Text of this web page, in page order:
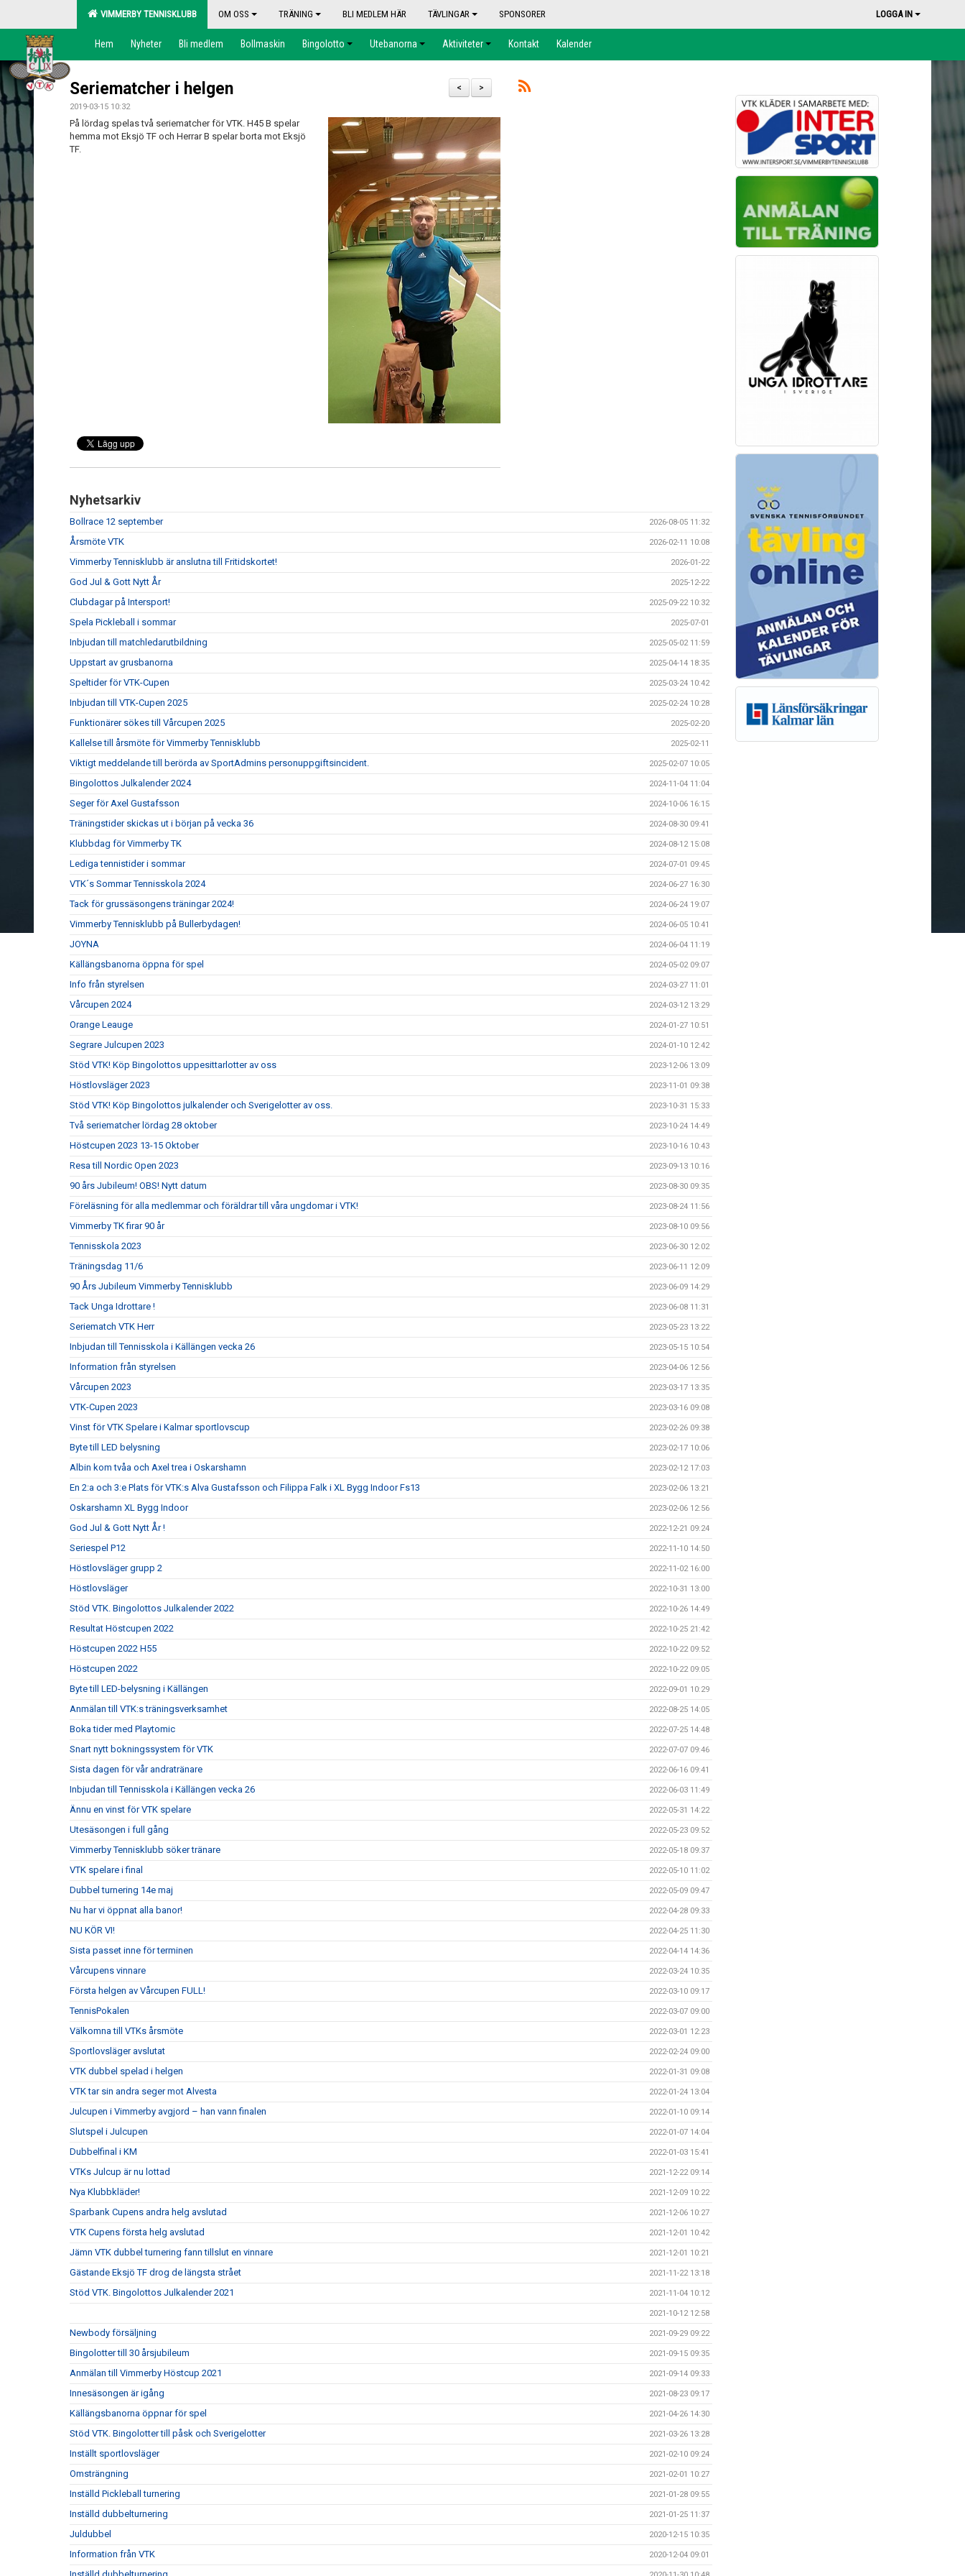
VIMMERBY TENNISKLUBB OM OSS TRÄNING BLI MEDLEM HÄR TÄVLINGAR SPONSORER LOGGA IN
Hem Nyheter Bli medlem Bollmaskin Bingolotto Utebanorna Aktiviteter Kontakt Kalender
>
<
Seriematcher i helgen
2019-03-15 10:32
På lördag spelas två seriematcher för VTK. H45 B spelar
hemma mot Eksjö TF och Herrar B spelar borta mot Eksjö
TF.
Nyhetsarkiv
Bollrace 12 september 2026-08-05 11:32
Årsmöte VTK 2026-02-11 10:08
Vimmerby Tennisklubb är anslutna till Fritidskortet! 2026-01-22
God Jul & Gott Nytt År 2025-12-22
Clubdagar på Intersport! 2025-09-22 10:32
Spela Pickleball i sommar 2025-07-01
Inbjudan till matchledarutbildning 2025-05-02 11:59
Uppstart av grusbanorna 2025-04-14 18:35
Speltider för VTK-Cupen 2025-03-24 10:42
Inbjudan till VTK-Cupen 2025 2025-02-24 10:28
Funktionärer sökes till Vårcupen 2025 2025-02-20
Kallelse till årsmöte för Vimmerby Tennisklubb 2025-02-11
Viktigt meddelande till berörda av SportAdmins personuppgiftsincident. 2025-02-07 10:05
Bingolottos Julkalender 2024 2024-11-04 11:04
Seger för Axel Gustafsson 2024-10-06 16:15
Träningstider skickas ut i början på vecka 36 2024-08-30 09:41
Klubbdag för Vimmerby TK 2024-08-12 15:08
Lediga tennistider i sommar 2024-07-01 09:45
VTK´s Sommar Tennisskola 2024 2024-06-27 16:30
Tack för grussäsongens träningar 2024! 2024-06-24 19:07
Vimmerby Tennisklubb på Bullerbydagen! 2024-06-05 10:41
JOYNA 2024-06-04 11:19
Källängsbanorna öppna för spel 2024-05-02 09:07
Info från styrelsen 2024-03-27 11:01
Vårcupen 2024 2024-03-12 13:29
Orange Leauge 2024-01-27 10:51
Segrare Julcupen 2023 2024-01-10 12:42
Stöd VTK! Köp Bingolottos uppesittarlotter av oss 2023-12-06 13:09
Höstlovsläger 2023 2023-11-01 09:38
Stöd VTK! Köp Bingolottos julkalender och Sverigelotter av oss. 2023-10-31 15:33
Två seriematcher lördag 28 oktober 2023-10-24 14:49
Höstcupen 2023 13-15 Oktober 2023-10-16 10:43
Resa till Nordic Open 2023 2023-09-13 10:16
90 års Jubileum! OBS! Nytt datum 2023-08-30 09:35
Föreläsning för alla medlemmar och föräldrar till våra ungdomar i VTK! 2023-08-24 11:56
Vimmerby TK firar 90 år 2023-08-10 09:56
Tennisskola 2023 2023-06-30 12:02
Träningsdag 11/6 2023-06-11 12:09
90 Års Jubileum Vimmerby Tennisklubb 2023-06-09 14:29
Tack Unga Idrottare ! 2023-06-08 11:31
Seriematch VTK Herr 2023-05-23 13:22
Inbjudan till Tennisskola i Källängen vecka 26 2023-05-15 10:54
Information från styrelsen 2023-04-06 12:56
Vårcupen 2023 2023-03-17 13:35
VTK-Cupen 2023 2023-03-16 09:08
Vinst för VTK Spelare i Kalmar sportlovscup 2023-02-26 09:38
Byte till LED belysning 2023-02-17 10:06
Albin kom tvåa och Axel trea i Oskarshamn 2023-02-12 17:03
En 2:a och 3:e Plats för VTK:s Alva Gustafsson och Filippa Falk i XL Bygg Indoor Fs13 2023-02-06 13:21
Oskarshamn XL Bygg Indoor 2023-02-06 12:56
God Jul & Gott Nytt År ! 2022-12-21 09:24
Seriespel P12 2022-11-10 14:50
Höstlovsläger grupp 2 2022-11-02 16:00
Höstlovsläger 2022-10-31 13:00
Stöd VTK. Bingolottos Julkalender 2022 2022-10-26 14:49
Resultat Höstcupen 2022 2022-10-25 21:42
Höstcupen 2022 H55 2022-10-22 09:52
Höstcupen 2022 2022-10-22 09:05
Byte till LED-belysning i Källängen 2022-09-01 10:29
Anmälan till VTK:s träningsverksamhet 2022-08-25 14:05
Boka tider med Playtomic 2022-07-25 14:48
Snart nytt bokningssystem för VTK 2022-07-07 09:46
Sista dagen för vår andratränare 2022-06-16 09:41
Inbjudan till Tennisskola i Källängen vecka 26 2022-06-03 11:49
Ännu en vinst för VTK spelare 2022-05-31 14:22
Utesäsongen i full gång 2022-05-23 09:52
Vimmerby Tennisklubb söker tränare 2022-05-18 09:37
VTK spelare i final 2022-05-10 11:02
Dubbel turnering 14e maj 2022-05-09 09:47
Nu har vi öppnat alla banor! 2022-04-28 09:33
NU KÖR VI! 2022-04-25 11:30
Sista passet inne för terminen 2022-04-14 14:36
Vårcupens vinnare 2022-03-24 10:35
Första helgen av Vårcupen FULL! 2022-03-10 09:17
TennisPokalen 2022-03-07 09:00
Välkomna till VTKs årsmöte 2022-03-01 12:23
Sportlovsläger avslutat 2022-02-24 09:00
VTK dubbel spelad i helgen 2022-01-31 09:08
VTK tar sin andra seger mot Alvesta 2022-01-24 13:04
Julcupen i Vimmerby avgjord – han vann finalen 2022-01-10 09:14
Slutspel i Julcupen 2022-01-07 14:04
Dubbelfinal i KM 2022-01-03 15:41
VTKs Julcup är nu lottad 2021-12-22 09:14
Nya Klubbkläder! 2021-12-09 10:22
Sparbank Cupens andra helg avslutad 2021-12-06 10:27
VTK Cupens första helg avslutad 2021-12-01 10:42
Jämn VTK dubbel turnering fann tillslut en vinnare 2021-12-01 10:21
Gästande Eksjö TF drog de längsta strået 2021-11-22 13:18
Stöd VTK. Bingolottos Julkalender 2021 2021-11-04 10:12
2021-10-12 12:58
Newbody försäljning 2021-09-29 09:22
Bingolotter till 30 årsjubileum 2021-09-15 09:35
Anmälan till Vimmerby Höstcup 2021 2021-09-14 09:33
Innesäsongen är igång 2021-08-23 09:17
Källängsbanorna öppnar för spel 2021-04-26 14:30
Stöd VTK. Bingolotter till påsk och Sverigelotter 2021-03-26 13:28
Inställt sportlovsläger 2021-02-10 09:24
Omsträngning 2021-02-01 10:27
Inställd Pickleball turnering 2021-01-28 09:55
Inställd dubbelturnering 2021-01-25 11:37
Juldubbel 2020-12-15 10:35
Information från VTK 2020-12-04 09:01